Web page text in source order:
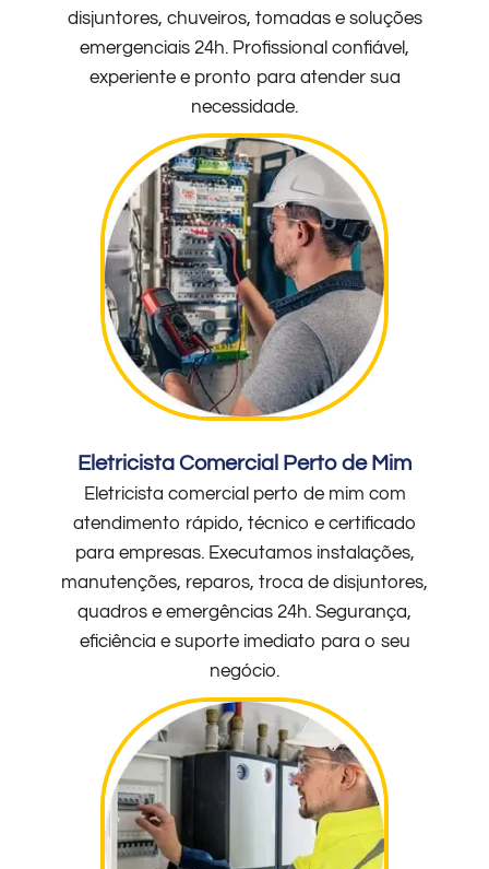
disjuntores, chuveiros, tomadas e soluções
emergenciais 24h. Profissional confiável,
experiente e pronto para atender sua
necessidade.
Eletricista Comercial Perto de Mim
Eletricista comercial perto de mim com
atendimento rápido, técnico e certificado
para empresas. Executamos instalações,
manutenções, reparos, troca de disjuntores,
quadros e emergências 24h. Segurança,
eficiência e suporte imediato para o seu
negócio.